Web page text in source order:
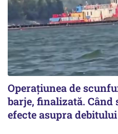
Operațiunea de
barje, finalizată. Când
efecte asupra